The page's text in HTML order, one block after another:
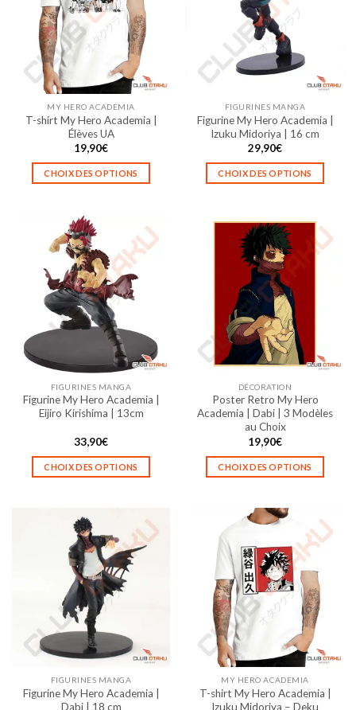
MY HERO ACADEMIA
T-shirt My Hero Academia |
Élèves UA
19,90€
CHOIX DES OPTIONS
a
plusieurs
variations.
Les
options
peuvent
être
choisies
la
page
du
FIGURINES MANGA
Figurine My Hero Academia |
Izuku Midoriya | 16 cm
29,90€
CHOIX DES OPTIONS
a
plusieurs
variations.
Les
options
peuvent
être
choisies
sur
page
du
produit
FIGURINES MANGA
Figurine My Hero Academia |
Eijiro Kirishima | 13cm
33,90€
CHOIX DES OPTIONS
a
plusieurs
variations.
Les
options
peuvent
être
choisies
sur
page
du
DÉCORATION
Poster Retro My Hero
Academia | Dabi | 3 Modèles
au Choix
19,90€
CHOIX DES OPTIONS
a
plusieurs
variations.
Les
options
peuvent
être
choisies
la
page
du
FIGURINES MANGA
Figurine My Hero Academia |
Dabi | 18 cm
MY HERO ACADEMIA
T-shirt My Hero Academia |
Izuku Midoriya – Deku